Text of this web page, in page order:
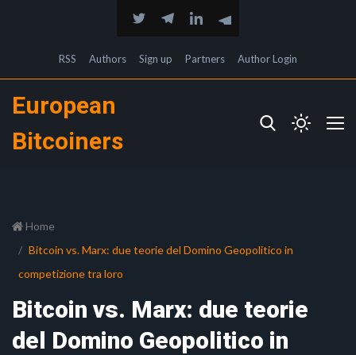
RSS Authors Sign up Partners Author Login
European
Bitcoiners
Home
Bitcoin vs. Marx: due teorie del Domino Geopolitico in
competizione tra loro
Bitcoin vs. Marx: due teorie
del Domino Geopolitico in